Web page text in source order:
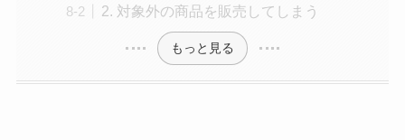
2. 対象外の商品を販売してしまう
もっと見る